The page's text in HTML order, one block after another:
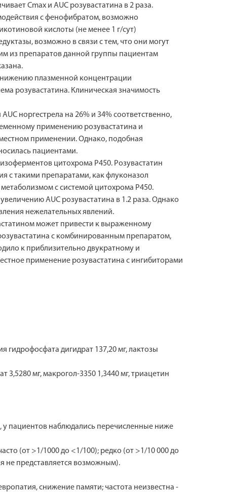
Cmax и AUC розувастатина в 2 раза.
с фенофибратом, возможно
кислоты (не менее 1 г/сут)
возможно в связи с тем, что они могут
из препаратов данной группы пациентам
плазменной концентрации
розувастатина. Клиническая значимость
норгестрела на 26% и 34% соответственно,
применению розувастатина и
применении. Однако, подобная
пациентами.
цитохрома Р450. Розувастатин
с такими препаратами, как флуконазол
с системой цитохрома Р450.
AUC розувастатина в 1.2 раза. Однако
нежелательных явлений.
может привести к выраженному
с комбинированным препаратом,
к приблизительно двукратному и
применение розувастатина с ингибиторами
гидрофосфата дигидрат 137,20 мг, лактозы
3,5280 мг, макрогол-3350 1,3440 мг, триацетин
у пациентов наблюдались перечисленные ниже
(от >1/1000 до <1/100); редко (от >1/10 000 до
не представляется возможным).
снижение памяти; частота неизвестна -